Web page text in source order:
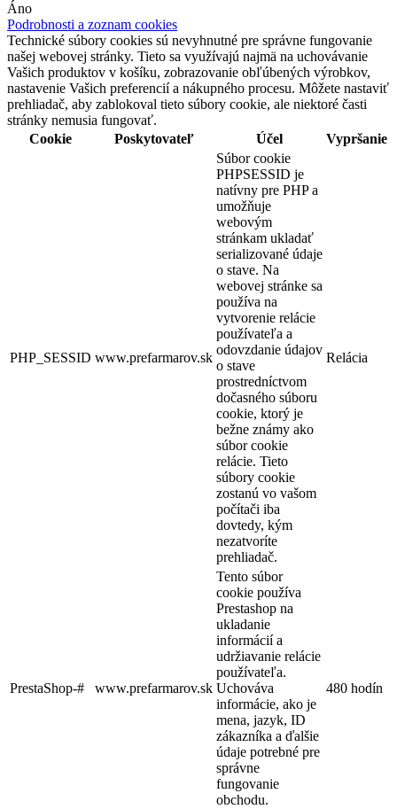
Áno
Podrobnosti a zoznam cookies
Technické súbory cookies sú nevyhnutné pre správne fungovanie
našej webovej stránky. Tieto sa využívajú najmä na uchovávanie
Vašich produktov v košíku, zobrazovanie obľúbených výrobkov,
nastavenie Vašich preferencií a nákupného procesu. Môžete nastaviť
prehliadač, aby zablokoval tieto súbory cookie, ale niektoré časti
stránky nemusia fungovať.
Cookie
Poskytovateľ Účel Vypršanie
PHP_SESSID www.prefarmarov.sk
Súbor cookie
PHPSESSID je
natívny pre PHP a
umožňuje
webovým
stránkam ukladať
serializované údaje
o stave. Na
webovej stránke sa
používa na
vytvorenie relácie
používateľa a
odovzdanie údajov
o stave
prostredníctvom
dočasného súboru
cookie, ktorý je
bežne známy ako
súbor cookie
relácie. Tieto
súbory cookie
zostanú vo vašom
počítači iba
dovtedy, kým
nezatvoríte
prehliadač.
Relácia
PrestaShop-# www.prefarmarov.sk
Tento súbor
cookie používa
Prestashop na
ukladanie
informácií a
udržiavanie relácie
používateľa.
Uchováva
informácie, ako je
mena, jazyk, ID
zákazníka a ďalšie
údaje potrebné pre
správne
fungovanie
obchodu.
480 hodín